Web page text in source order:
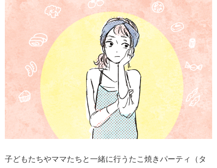
子どもたちやママたちと一緒に行うたこ焼きパーティ（タ